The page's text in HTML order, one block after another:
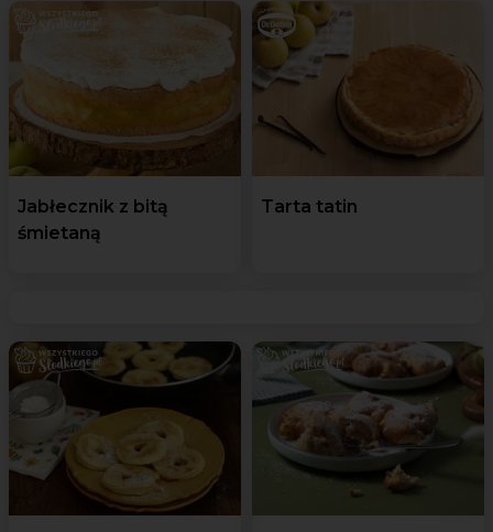
Jabłecznik z bitą
śmietaną
Tarta tatin